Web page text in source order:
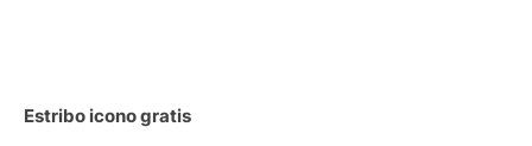
Estribo icono gratis